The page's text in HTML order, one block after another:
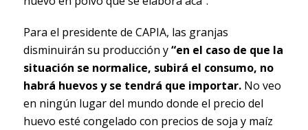
Para el presidente de CAPIA, las granjas
disminuirán su producción y“en el caso de que la
situación se normalice, subirá el consumo, no
habrá huevos y se tendrá que importar.No veo
en ningún lugar del mundo donde el precio del
huevo esté congelado con precios de soja y maíz